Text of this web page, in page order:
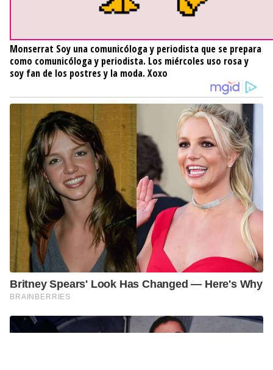
Monserrat Soy una comunicóloga y periodista que se prepara
como comunicóloga y periodista. Los miércoles uso rosa y
soy fan de los postres y la moda. Xoxo